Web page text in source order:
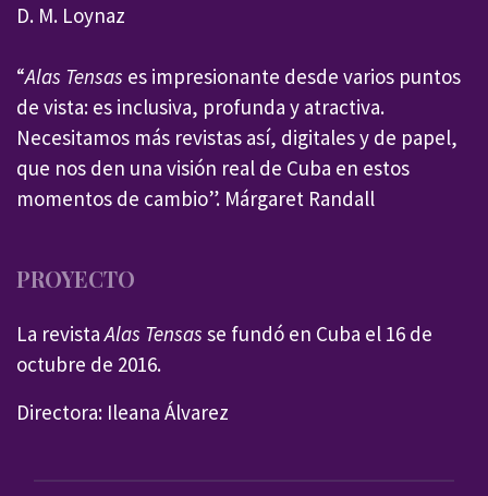
D. M. Loynaz
“Alas Tensas es impresionante desde varios puntos
de vista: es inclusiva, profunda y atractiva.
Necesitamos más revistas así, digitales y de papel,
que nos den una visión real de Cuba en estos
momentos de cambio”. Márgaret Randall
PROYECTO
La revistaAlas Tensas se fundó en Cuba el 16 de
octubre de 2016.
Directora: Ileana Álvarez